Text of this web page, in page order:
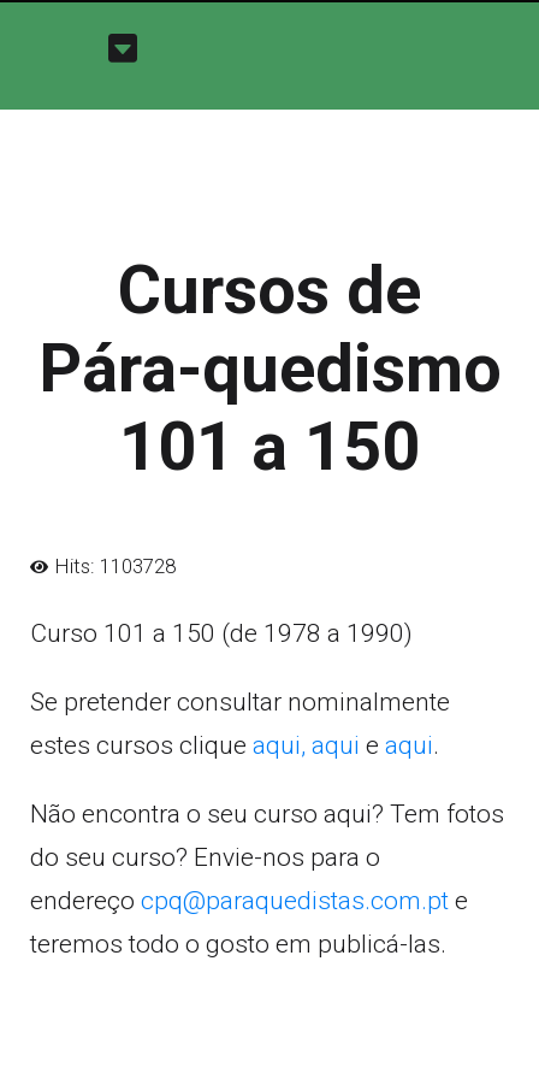
Cursos de
Pára-quedismo
101 a 150
Hits: 1103728
Curso 101 a 150 (de 1978 a 1990)
Se pretender consultar nominalmente
estes cursos clique aqui, aqui e aqui.
Não encontra o seu curso aqui? Tem fotos
do seu curso? Envie-nos para o
endereço cpq@paraquedistas.com.pt e
teremos todo o gosto em publicá-las.